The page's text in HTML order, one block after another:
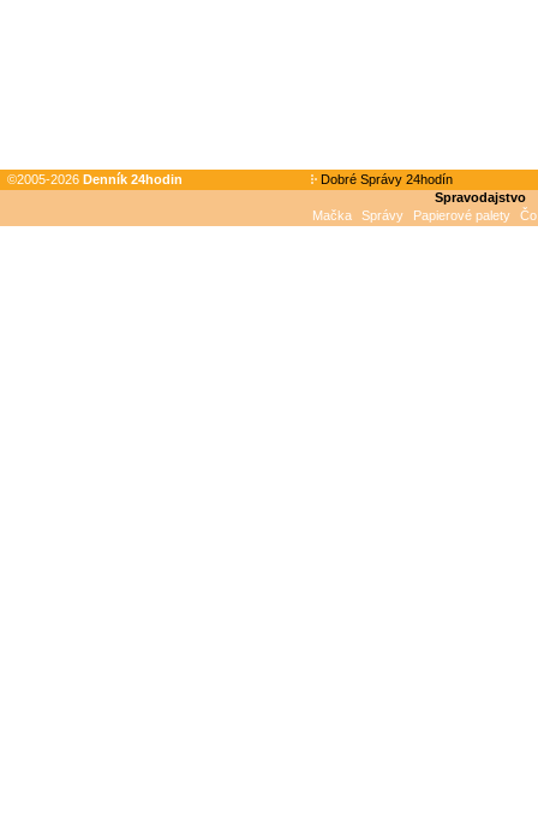
©2005-2026 Denník 24hodin
Dobré Správy 24hodín
Spravodajstvo
Mačka
Správy Papierové palety